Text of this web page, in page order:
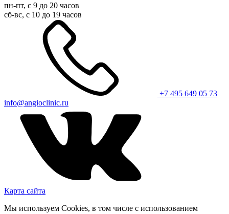
пн-пт, с 9 до 20 часов
сб-вс, с 10 до 19 часов
+7 495 649 05 73
info@angioclinic.ru
Карта сайта
Мы используем Cookies, в том числе с использованием